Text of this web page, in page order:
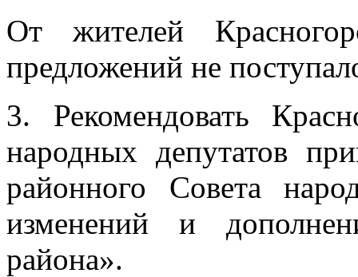
От жителей
предложений не
3. Рекомендовать
народных депутатов
районного Совета
изменений и
района».